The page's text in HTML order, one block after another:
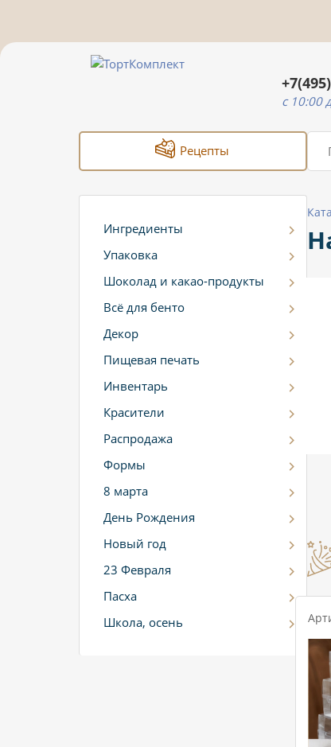
c 10:00
Рецепты
Ингредиенты
Упаковка
Шоколад и какао-продукты
Всё для бенто
Декор
Пищевая печать
Инвентарь
Красители
Распродажа
Формы
8 марта
День Рождения
Новый год
23 Февраля
Пасха
Школа, осень